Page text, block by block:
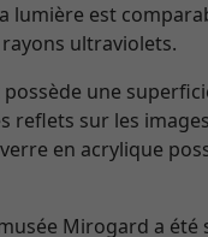
est
ultraviolets.
une
sur les
en acrylique
Mirogard a